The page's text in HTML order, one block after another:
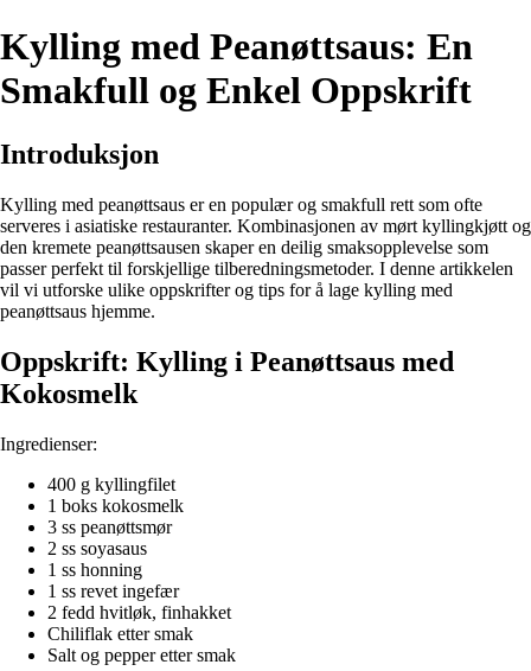
Kylling med Peanøttsaus: En
Smakfull og Enkel Oppskrift
Introduksjon
Kylling med peanøttsaus er en populær og smakfull rett som ofte
serveres i asiatiske restauranter. Kombinasjonen av mørt kyllingkjøtt og
den kremete peanøttsausen skaper en deilig smaksopplevelse som
passer perfekt til forskjellige tilberedningsmetoder. I denne artikkelen
vil vi utforske ulike oppskrifter og tips for å lage kylling med
peanøttsaus hjemme.
Oppskrift: Kylling i Peanøttsaus med
Kokosmelk
Ingredienser:
400 g kyllingfilet
1 boks kokosmelk
3 ss peanøttsmør
2 ss soyasaus
1 ss honning
1 ss revet ingefær
2 fedd hvitløk, finhakket
Chiliflak etter smak
Salt og pepper etter smak